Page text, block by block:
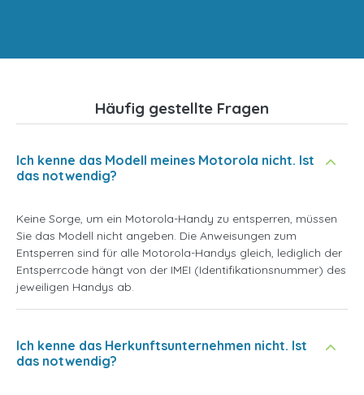
Häufig gestellte Fragen
Ich kenne das Modell meines Motorola nicht. Ist
das notwendig?
Keine Sorge, um ein Motorola-Handy zu entsperren, müssen
Sie das Modell nicht angeben. Die Anweisungen zum
Entsperren sind für alle Motorola-Handys gleich, lediglich der
Entsperrcode hängt von der IMEI (Identifikationsnummer) des
jeweiligen Handys ab.
Ich kenne das Herkunftsunternehmen nicht. Ist
das notwendig?